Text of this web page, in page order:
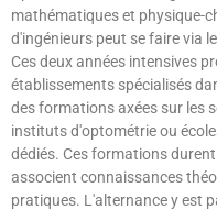
mathématiques et physique-
d'ingénieurs peut se faire via
Ces deux années intensives
établissements spécialisés
des formations axées sur les
instituts d'optométrie ou
dédiés. Ces formations
associent connaissances
pratiques. L'alternance y est